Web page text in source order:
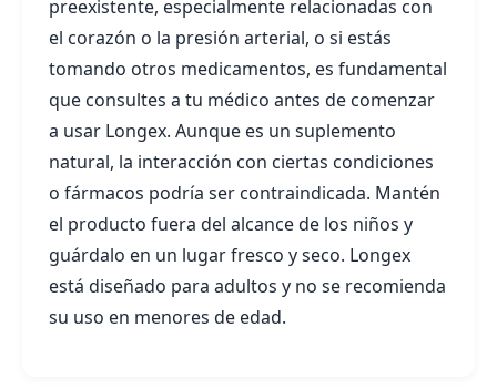
preexistente, especialmente relacionadas con
el corazón o la presión arterial, o si estás
tomando otros medicamentos, es fundamental
que consultes a tu médico antes de comenzar
a usar Longex. Aunque es un suplemento
natural, la interacción con ciertas condiciones
o fármacos podría ser contraindicada. Mantén
el producto fuera del alcance de los niños y
guárdalo en un lugar fresco y seco. Longex
está diseñado para adultos y no se recomienda
su uso en menores de edad.